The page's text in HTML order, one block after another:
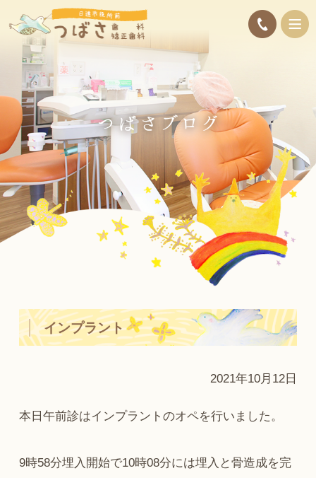
インプラント
2021年10月12日
本日午前診はインプラントのオペを行いました。
9時58分埋入開始で10時08分には埋入と骨造成を完